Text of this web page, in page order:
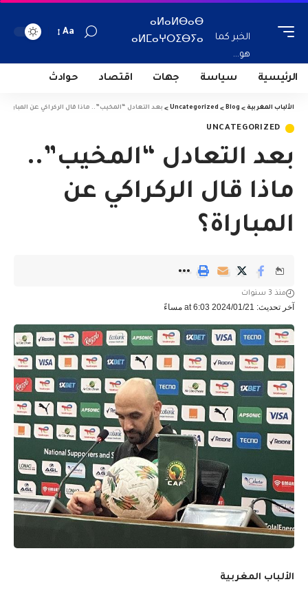
الخبر كما
هو...
ⴰⵍⴰⵍⴱⴰⴱ
ⴰⵍⵎⴰⵖⵔⵉⴱⵢⴰ
Aa
الرئيسية سياسة جهات اقتصاد حوادث
الألباب المغربية >
Blog
>
Uncategorized
> بعد التعادل “المخيب”.. ماذا قال الركراكي عن المباراة؟
UNCATEGORIZED
بعد التعادل “المخيب”..
ماذا قال الركراكي عن
المباراة؟
آخر تحديث: 2024/01/21 at 6:03 مساءً
منذ 3 سنوات
الألباب المغربية